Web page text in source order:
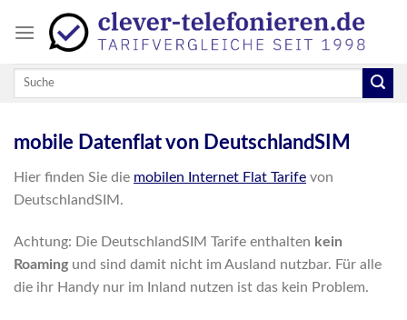
mobile Datenflat von DeutschlandSIM
Hier finden Sie die mobilen Internet Flat Tarife von
DeutschlandSIM.
Achtung: Die DeutschlandSIM Tarife enthalten kein
Roamingund sind damit nicht im Ausland nutzbar. Für alle
die ihr Handy nur im Inland nutzen ist das kein Problem.